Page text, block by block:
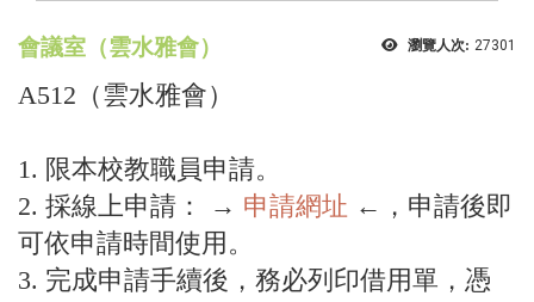
瀏覽人次: 27301
會議室（雲水雅會）
A512（雲水雅會）
1. 限本校教職員申請。
2. 採線上申請： → 申請網址 ←，申請後即
可依申請時間使用。
3. 完成申請手續後，務必列印借用單，憑